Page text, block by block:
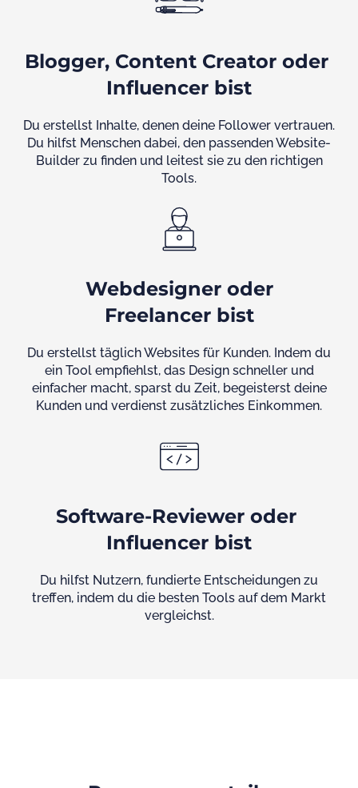
Blogger, Content Creator oder
Influencer bist
Du erstellst Inhalte, denen deine Follower vertrauen.
Du hilfst Menschen dabei, den passenden Website-
Builder zu finden und leitest sie zu den richtigen
Tools.
Webdesigner oder
Freelancer bist
Du erstellst täglich Websites für Kunden. Indem du
ein Tool empfiehlst, das Design schneller und
einfacher macht, sparst du Zeit, begeisterst deine
Kunden und verdienst zusätzliches Einkommen.
Software-Reviewer oder
Influencer bist
Du hilfst Nutzern, fundierte Entscheidungen zu
treffen, indem du die besten Tools auf dem Markt
vergleichst.